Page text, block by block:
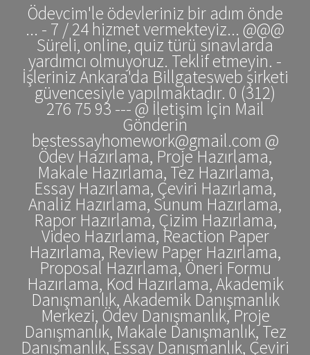
Ödevcim'le ödevleriniz bir adım önde
... - 7 / 24 hizmet vermekteyiz... @@@
Süreli, online, quiz türü sınavlarda
yardımcı olmuyoruz. Teklif etmeyin. -
İşleriniz Ankara'da Billgatesweb şirketi
güvencesiyle yapılmaktadır. 0 (312)
276 75 93 --- @ İletişim İçin Mail
Gönderin
bestessayhomework@gmail.com @
Ödev Hazırlama, Proje Hazırlama,
Makale Hazırlama, Tez Hazırlama,
Essay Hazırlama, Çeviri Hazırlama,
Analiz Hazırlama, Sunum Hazırlama,
Rapor Hazırlama, Çizim Hazırlama,
Video Hazırlama, Reaction Paper
Hazırlama, Review Paper Hazırlama,
Proposal Hazırlama, Öneri Formu
Hazırlama, Kod Hazırlama, Akademik
Danışmanlık, Akademik Danışmanlık
Merkezi, Ödev Danışmanlık, Proje
Danışmanlık, Makale Danışmanlık, Tez
Danışmanlık, Essay Danışmanlık, Çeviri